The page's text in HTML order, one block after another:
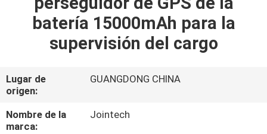
PRODUCTOS
SHOW
SOBRE
batería 15000mAh para la
supervisión del cargo
Lugar de
origen:
GUANGDONG CHINA
Nombre de la
marca:
Jointech